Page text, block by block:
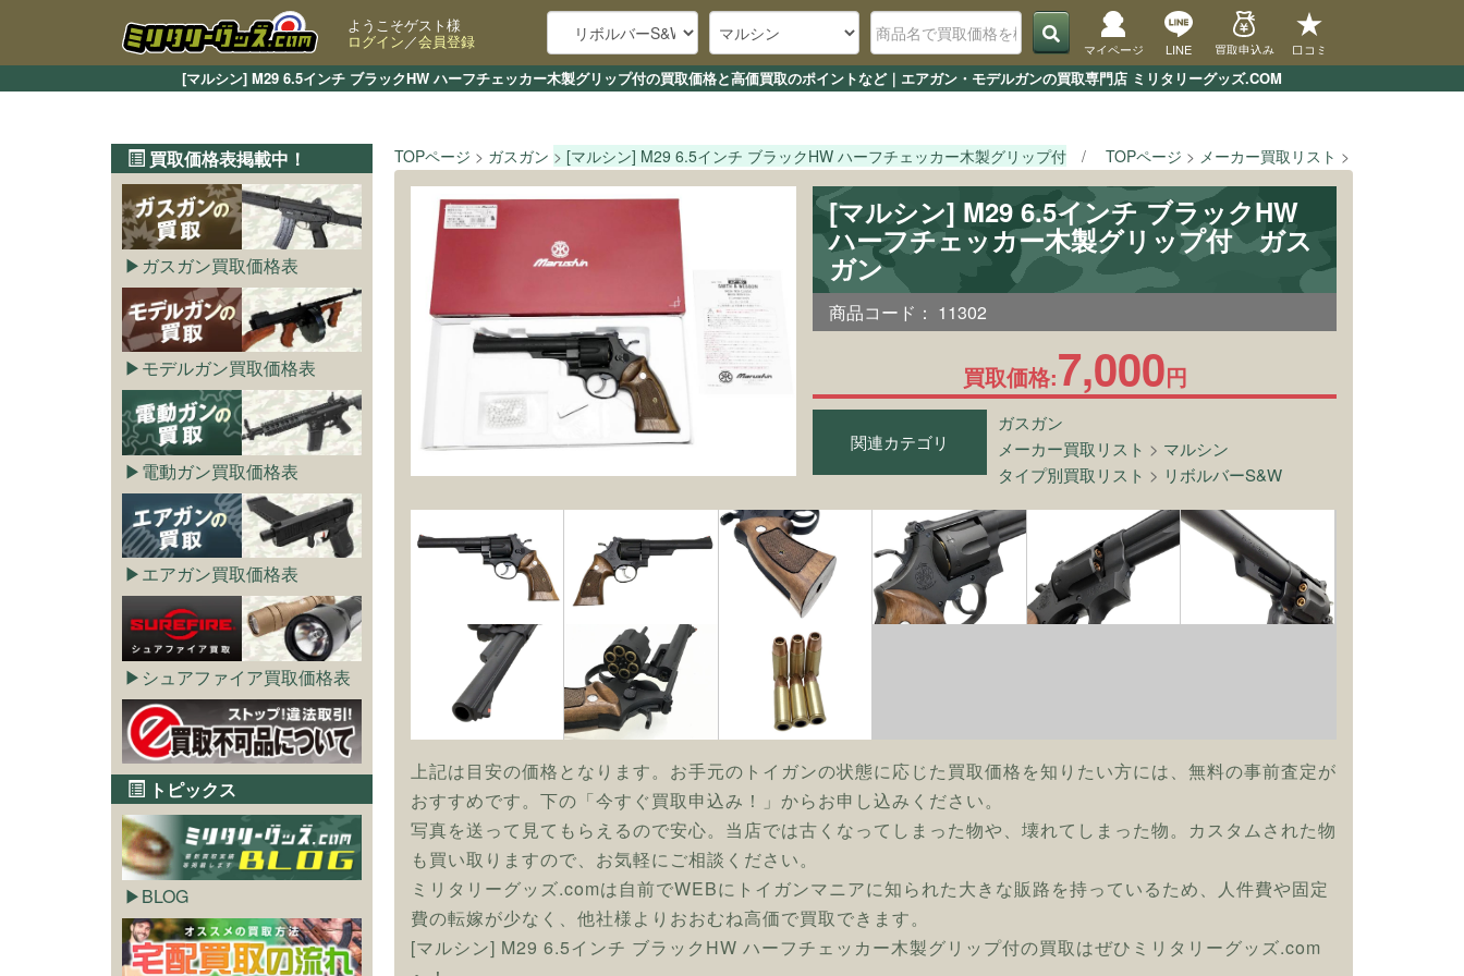
[マルシン] M29 6.5インチ ブラックHW ハーフチェッカー木製グリップ付の買取価格と高価買取のポイントなど｜エアガン・モデルガンの買取専門店 ミリタリーグッズ.COM
ようこそゲスト様
ログイン／会員登録 マイページ LINE 買取申込み 口コミ
TOPページ ガスガン [マルシン] M29 6.5インチ ブラックHW ハーフチェッカー木製グリップ付 TOPページ メーカー買取リスト
[マルシン] M29 6.5インチ ブラックHW
ハーフチェッカー木製グリップ付 ガス
ガン
商品コード： 11302
買取価格:7,000円
関連カテゴリ
ガスガン
メーカー買取リスト > マルシン
タイプ別買取リスト > リボルバーS&W
上記は目安の価格となります。お手元のトイガンの状態に応じた買取価格を知りたい方には、無料の事前査定が
おすすめです。下の「今すぐ買取申込み！」からお申し込みください。
写真を送って見てもらえるので安心。当店では古くなってしまった物や、壊れてしまった物。カスタムされた物
も買い取りますので、お気軽にご相談ください。
ミリタリーグッズ.comは自前でWEBにトイガンマニアに知られた大きな販路を持っているため、人件費や固定
費の転嫁が少なく、他社様よりおおむね高価で買取できます。
[マルシン] M29 6.5インチ ブラックHW ハーフチェッカー木製グリップ付の買取はぜひミリタリーグッズ.com
買取価格表掲載中！
ガスガン買取価格表
モデルガン買取価格表
電動ガン買取価格表
エアガン買取価格表
シュアファイア買取価格表
トピックス
BLOG